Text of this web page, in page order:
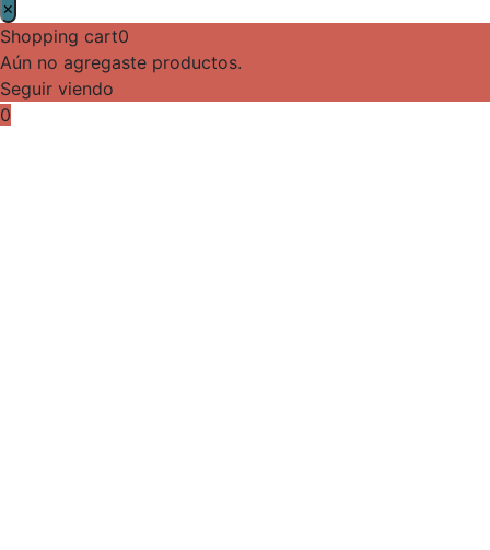
×
Shopping cart0
Aún no agregaste productos.
Seguir viendo
0